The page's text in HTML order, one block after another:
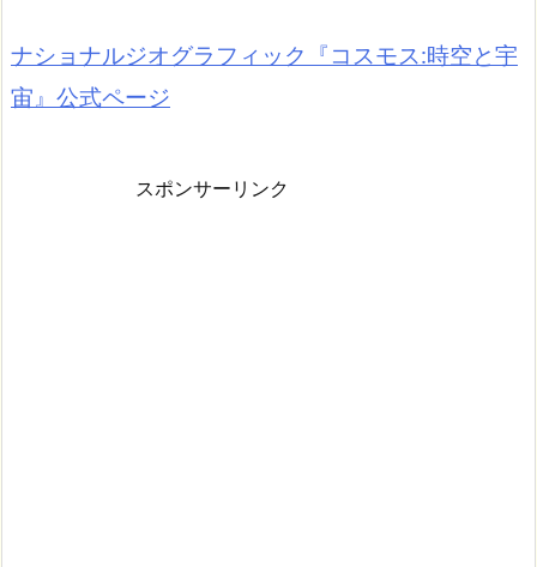
ナショナルジオグラフィック『コスモス:時空と宇
宙』公式ページ
スポンサーリンク